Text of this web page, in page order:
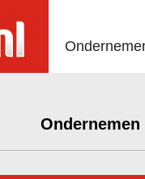
Ondernemen